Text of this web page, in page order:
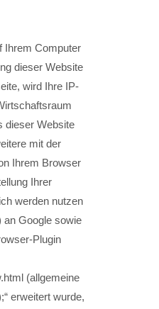
Ihrem Computer
dieser Website
wird Ihre IP-
dieser Website
mit der
Ihrem Browser
Ihrer
werden nutzen
an Google sowie
Plugin
(allgemeine
erweitert wurde,